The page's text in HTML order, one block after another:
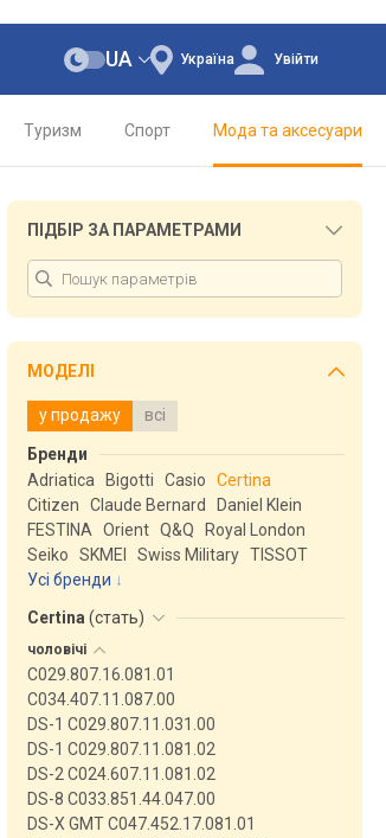
Україна
UA Увійти
Туризм Спорт Мода та аксесуари
ПІДБІР ЗА ПАРАМЕТРАМИ
МОДЕЛІ
у продажу всі
Бренди
Adriatica
Bigotti Casio
Certina
Citizen
Claude Bernard
Daniel Klein
FESTINA
Orient Q&Q
Royal London
Seiko
SKMEI Swiss Military TISSOT
Усі бренди
Certina (стать)
чоловічі
C029.807.16.081.01
C034.407.11.087.00
DS-1 C029.807.11.031.00
DS-1 C029.807.11.081.02
DS-2 C024.607.11.081.02
DS-8 C033.851.44.047.00
DS-X GMT C047.452.17.081.01